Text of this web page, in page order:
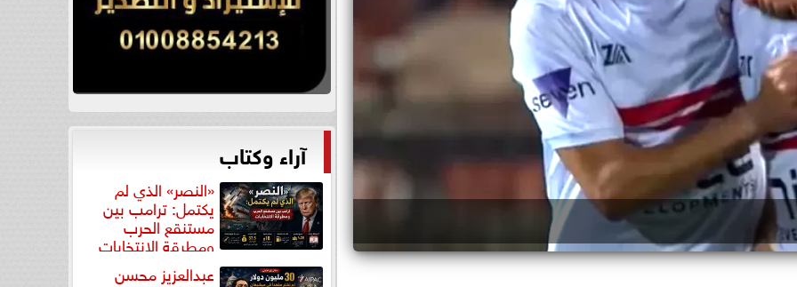
آراء وكتاب
«النصر» الذي لم
يكتمل: ترامب بين
مستنقع الحرب
ومطرقة الانتخابات
عبدالعزيز محسن